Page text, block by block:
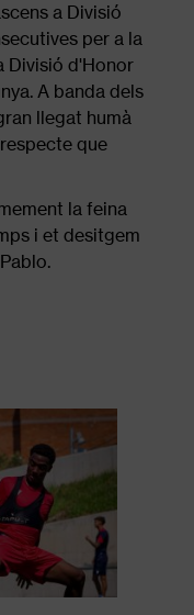
a Divisió
per a la
Divisió d'Honor
A banda dels
llegat humà
que
la feina
i et desitgem